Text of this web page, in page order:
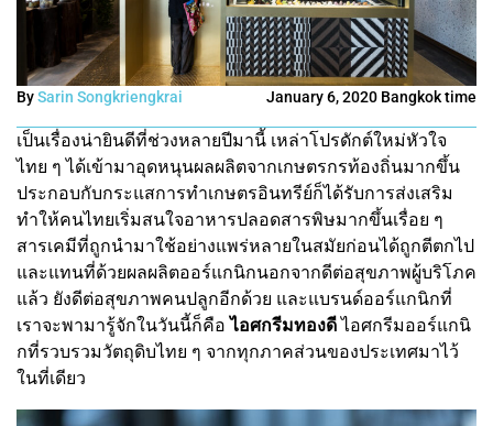
BySarin Songkriengkrai January 6, 2020 Bangkok time
เป็นเรื่องน่ายินดีที่ช่วงหลายปีมานี้ เหล่าโปรดักต์ใหม่หัวใจ
ไทย ๆ ได้เข้ามาอุดหนุนผลผลิตจากเกษตรกรท้องถิ่นมากขึ้น
ประกอบกับกระแสการทำเกษตรอินทรีย์ก็ได้รับการส่งเสริม
ทำให้คนไทยเริ่มสนใจอาหารปลอดสารพิษมากขึ้นเรื่อย ๆ
สารเคมีที่ถูกนำมาใช้อย่างแพร่หลายในสมัยก่อนได้ถูกตีตกไป
และแทนที่ด้วยผลผลิตออร์แกนิกนอกจากดีต่อสุขภาพผู้บริโภค
แล้ว ยังดีต่อสุขภาพคนปลูกอีกด้วย และแบรนด์ออร์แกนิกที่
เราจะพามารู้จักในวันนี้ก็คือไอศกรีมทองดีไอศกรีมออร์แกนิ
กที่รวบรวมวัตถุดิบไทย ๆ จากทุกภาคส่วนของประเทศมาไว้
ในที่เดียว